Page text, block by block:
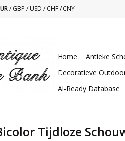
/GBP /USD /CHF/CNY
Home Antieke
Decoratieve
AI-Ready Database
Tijdloze